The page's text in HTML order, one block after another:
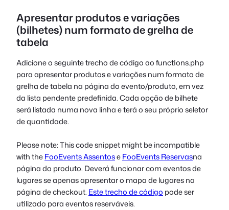
Apresentar produtos e variações
(bilhetes) num formato de grelha de
tabela
Adicione o seguinte trecho de código aofunctions.php
para apresentar produtos e variações num formato de
grelha de tabela na página do evento/produto, em vez
da lista pendente predefinida. Cada opção de bilhete
será listada numa nova linha e terá o seu próprio seletor
de quantidade.
Please note: This code snippet might be incompatible
with theFooEvents AssentoseFooEvents Reservasna
página do produto. Deverá funcionar com eventos de
lugares se apenas apresentar o mapa de lugares na
página de checkout. Este trecho de código pode ser
utilizado para eventos reserváveis.